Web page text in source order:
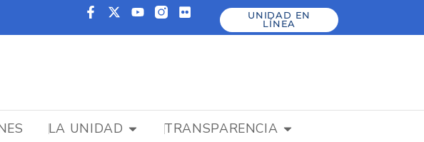
UNIDAD EN
LÍNEA
LA UNIDAD TRANSPARENCIA